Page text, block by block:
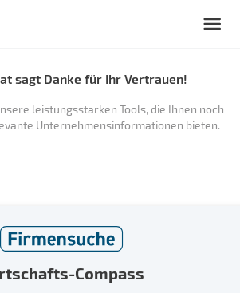
sagt Danke für Ihr Vertrauen!
leistungsstarken Tools, die Ihnen noch
Unternehmensinformationen bieten.
Compass